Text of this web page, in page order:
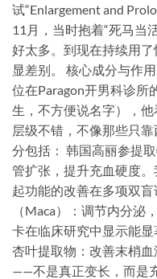
试“Enlargement and
11月，当时抱着“死马当
好太多。到现在持续用
显差别。 核心成分与作
位在Paragon开男科诊所
生，不方便说名字），
层级不错，不像那些只
分包括： 韩国高丽参提
管扩张，提升充血硬度
起功能的改善在多项双
（Maca）：调节内分泌
卡在临床研究中显示能
杏叶提取物：改善末梢
——不是真正变长，而是